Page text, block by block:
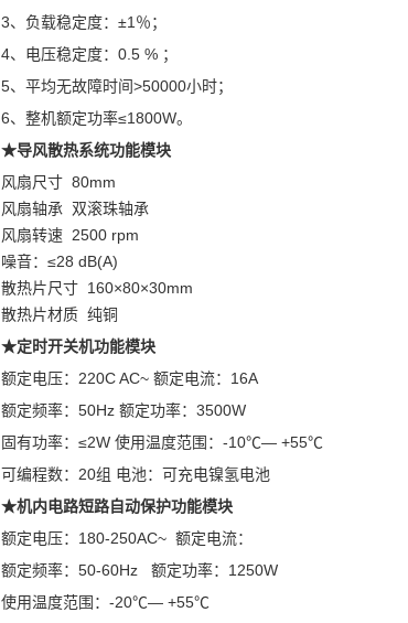
3、负载稳定度：±1％；
4、电压稳定度：0.5 % ；
5、平均无故障时间>50000小时；
6、整机额定功率≤1800W。
★导风散热系统功能模块
风扇尺寸 80mm
风扇轴承 双滚珠轴承
风扇转速 2500 rpm
噪音：≤28 dB(A)
散热片尺寸 160×80×30mm
散热片材质 纯铜
★定时开关机功能模块
额定电压：220C AC~ 额定电流：16A
额定频率：50Hz 额定功率：3500W
固有功率：≤2W 使用温度范围：-10℃— +55℃
可编程数：20组 电池：可充电镍氢电池
★机内电路短路自动保护功能模块
额定电压：180-250AC~ 额定电流：
额定频率：50-60Hz 额定功率：1250W
使用温度范围：-20℃— +55℃